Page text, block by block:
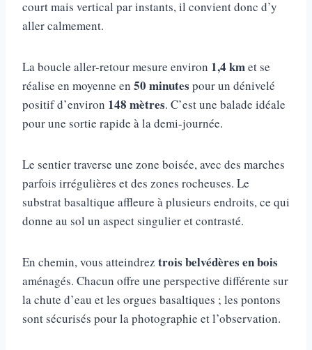
court mais vertical par instants, il convient donc d’y
aller calmement.
La boucle aller-retour mesure environ 1,4 kmet se
réalise en moyenne en 50 minutes pour un dénivelé
positif d’environ 148 mètres. C’est une balade idéale
pour une sortie rapide à la demi-journée.
Le sentier traverse une zone boisée, avec des marches
parfois irrégulières et des zones rocheuses. Le
substrat basaltique affleure à plusieurs endroits, ce qui
donne au sol un aspect singulier et contrasté.
En chemin, vous atteindrez trois belvédères en bois
aménagés. Chacun offre une perspective différente sur
la chute d’eau et les orgues basaltiques ; les pontons
sont sécurisés pour la photographie et l’observation.